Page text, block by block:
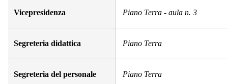
Vicepresidenza Piano Terra - aula n. 3
Segreteria didattica Piano Terra
Segreteria del personale Piano Terra